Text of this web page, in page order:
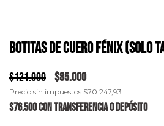
Botitas de cuero Fénix (Solo
$121.000 $85.000
Precio sin impuestos $70.247,93
$76.500conTransferencia o depósito